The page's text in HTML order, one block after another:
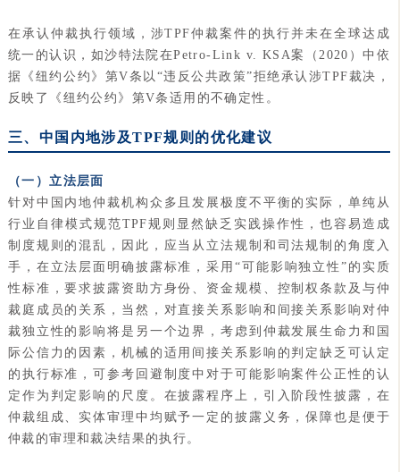
在承认仲裁执行领域，涉TPF仲裁案件的执行并未在全球达成
统一的认识，如沙特法院在Petro-Link v. KSA案（2020）中依
据《纽约公约》第V条以“违反公共政策”拒绝承认涉TPF裁决，
反映了《纽约公约》第V条适用的不确定性。
三、中国内地涉及TPF规则的优化建议
（一）立法层面
针对中国内地仲裁机构众多且发展极度不平衡的实际，单纯从
行业自律模式规范TPF规则显然缺乏实践操作性，也容易造成
制度规则的混乱，因此，应当从立法规制和司法规制的角度入
手，在立法层面明确披露标准，采用“可能影响独立性”的实质
性标准，要求披露资助方身份、资金规模、控制权条款及与仲
裁庭成员的关系，当然，对直接关系影响和间接关系影响对仲
裁独立性的影响将是另一个边界，考虑到仲裁发展生命力和国
际公信力的因素，机械的适用间接关系影响的判定缺乏可认定
的执行标准，可参考回避制度中对于可能影响案件公正性的认
定作为判定影响的尺度。在披露程序上，引入阶段性披露，在
仲裁组成、实体审理中均赋予一定的披露义务，保障也是便于
仲裁的审理和裁决结果的执行。